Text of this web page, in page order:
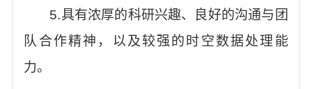
5.具有浓厚的科研兴趣、良好的沟通与团
队合作精神，以及较强的时空数据处理能
力。